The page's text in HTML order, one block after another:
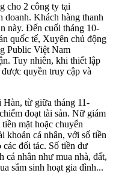
cho 2 công ty tại
doanh. Khách hàng thanh
này. Đến cuối tháng 10-
quốc tế, Xuyên chủ động
Public Việt Nam
Tuy nhiên, khi thiết lập
quyền truy cập và
từ giữa tháng 11-
đoạt tài sản. Nữ giám
mặt hoặc chuyển
khoản cá nhân, với số tiền
các đối tác. Số tiền dư
cá nhân như mua nhà, đất,
sắm sinh hoạt gia đình...